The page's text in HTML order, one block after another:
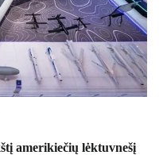
amerikiečių lėktuvnešį